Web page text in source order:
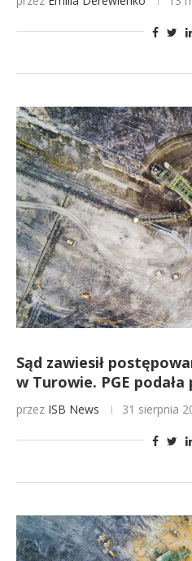
Sąd zawiesił
w Turowie. PGE podała
przez ISB News 31 sierpnia